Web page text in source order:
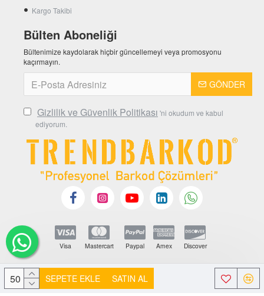
SEPETE EKLE SATIN AL
Kargo Takibi
Bülten Aboneliği
Bültenimize kaydolarak hiçbir güncellemeyi veya promosyonu
kaçırmayın.
GÖNDER
Gizlilik ve Güvenlik Politikası 'ni okudum ve kabul
ediyorum.
Visa Mastercart Paypal Amex Discover
Copyright © 2021 - 2026 Trendbarkod Etiket San. ve Tic.Ltd.Şti.